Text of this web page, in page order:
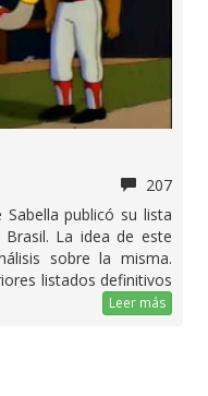
207
publicó su lista
La idea de este
sobre la misma.
listados definitivos
Leer más